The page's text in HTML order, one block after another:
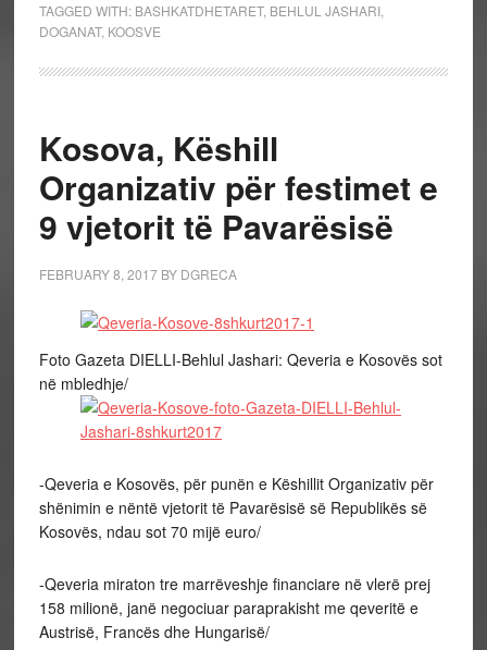
TAGGED WITH: BASHKATDHETARET, BEHLUL JASHARI,
DOGANAT, KOOSVE
Kosova, Këshill
Organizativ për festimet e
9 vjetorit të Pavarësisë
FEBRUARY 8, 2017BY DGRECA
Foto Gazeta DIELLI-Behlul Jashari: Qeveria e Kosovës sot
në mbledhje/
-Qeveria e Kosovës, për punën e Këshillit Organizativ për
shënimin e nëntë vjetorit të Pavarësisë së Republikës së
Kosovës, ndau sot 70 mijë euro/
-Qeveria miraton tre marrëveshje financiare në vlerë prej
158 milionë, janë negociuar paraprakisht me qeveritë e
Austrisë, Francës dhe Hungarisë/